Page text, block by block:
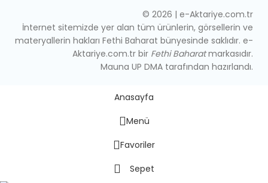
© 2026 | e-Aktariye.com.tr
İnternet sitemizde yer alan tüm ürünlerin, görsellerin ve
materyallerin hakları Fethi Baharat bünyesinde saklıdır. e-
Aktariye.com.tr bir Fethi Baharatmarkasıdır.
Mauna UP DMA tarafından hazırlandı.
Anasayfa
Menü
Favoriler
Sepet